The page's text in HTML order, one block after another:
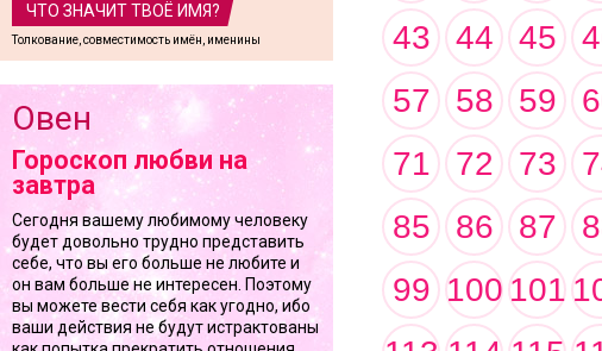
ЧТО ЗНАЧИТ ТВОЁ ИМЯ?
Толкование, совместимость имён, именины
Овен
Гороскоп любви на
завтра
Сегодня вашему любимому человеку
будет довольно трудно представить
себе, что вы его больше не любите и
он вам больше не интересен. Поэтому
вы можете вести себя как угодно, ибо
ваши действия не будут истрактованы
43
44 45
57
58 59
71
72 73
85
86 87
99 100101